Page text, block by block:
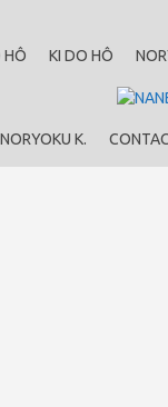
HÔ KI DO HÔ
NORYOKU K.